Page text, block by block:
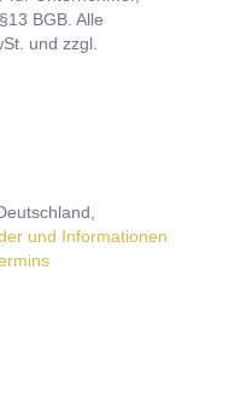
BGB. Alle
und zzgl.
und Informationen